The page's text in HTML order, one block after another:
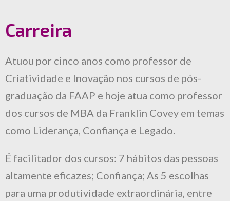
Carreira
Atuou por cinco anos como professor de
Criatividade e Inovação nos cursos de pós-
graduação da FAAP e hoje atua como professor
dos cursos de MBA da Franklin Covey em temas
como Liderança, Confiança e Legado.
É facilitador dos cursos: 7 hábitos das pessoas
altamente eficazes; Confiança; As 5 escolhas
para uma produtividade extraordinária, entre